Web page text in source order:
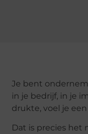
Je bent
in je bedrijf, in je
drukte, voel je
Dat is precies het